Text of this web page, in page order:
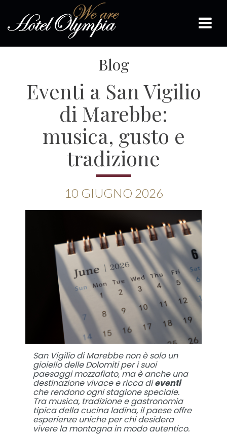
Blog
Eventi a San Vigilio
di Marebbe:
musica, gusto e
tradizione
10 GIUGNO 2026
San Vigilio di Marebbe non è solo un
gioiello delle Dolomiti per i suoi
paesaggi mozzafiato, ma è anche una
destinazione vivace e ricca dieventi
che rendono ogni stagione speciale.
Tra musica, tradizione e gastronomia
tipica della cucina ladina, il paese offre
esperienze uniche per chi desidera
vivere la montagna in modo autentico.